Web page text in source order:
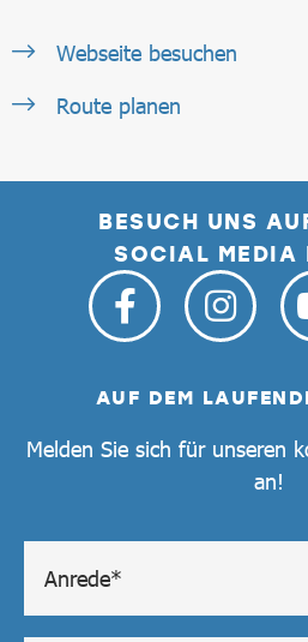
Webseite besuchen
Route planen
BESUCH UNS
SOCIAL MEDIA
AUF DEM
Melden Sie sich für unseren
an!